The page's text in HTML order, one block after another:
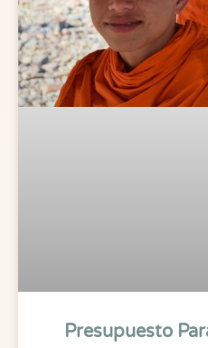
Presupuesto